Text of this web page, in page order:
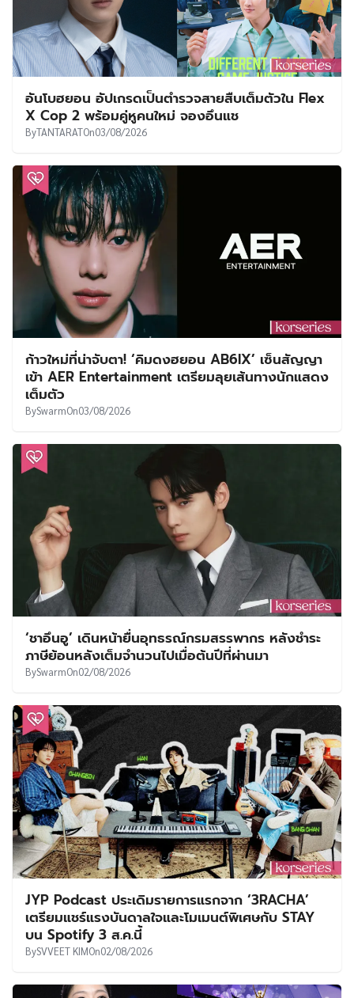
อันโบฮยอน อัปเกรดเป็นตำรวจสายสืบเต็มตัวใน Flex
X Cop 2 พร้อมคู่หูคนใหม่ จองอึนแช
ByTANTARATOn03/08/2026
ก้าวใหม่ที่น่าจับตา! ‘คิมดงฮยอน AB6IX’ เซ็นสัญญา
เข้า AER Entertainment เตรียมลุยเส้นทางนักแสดง
เต็มตัว
BySwarmOn03/08/2026
‘ชาอึนอู’ เดินหน้ายื่นอุทธรณ์กรมสรรพากร หลังชำระ
ภาษีย้อนหลังเต็มจำนวนไปเมื่อต้นปีที่ผ่านมา
BySwarmOn02/08/2026
JYP Podcast ประเดิมรายการแรกจาก ‘3RACHA’
เตรียมแชร์แรงบันดาลใจและโมเมนต์พิเศษกับ STAY
บน Spotify 3 ส.ค.นี้
BySVVEET KIMOn02/08/2026